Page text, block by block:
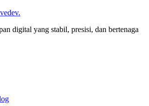
.
digital yang stabil, presisi, dan bertenaga